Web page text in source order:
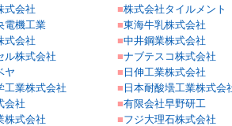
式会社 ■株式会社タイルメント
電機工業 ■東海牛乳株式会社
式会社 ■中井鋼業株式会社
ル株式会社 ■ナブテスコ株式会社
ヤ ■ 日伸工業株式会社
工業株式会社 ■ 日本耐酸壜工業株式会
会社 ■有限会社早野研工
株式会社 ■フジ大理石株式会社